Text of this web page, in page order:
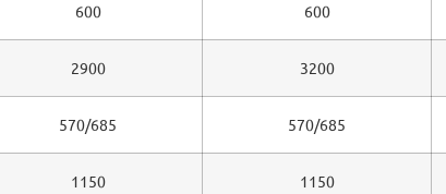
600 600
2900 3200
570/685 570/685
1150 1150